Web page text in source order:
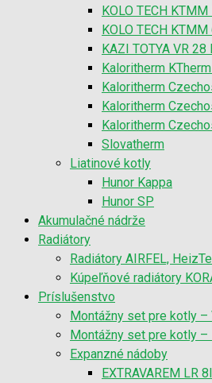
KOLO TECH
KOLO TECH
KAZI TOTYA VR 28
Kaloritherm
Kaloritherm
Kaloritherm
Kaloritherm
Slovatherm
Liatinové kotly
Hunor Kappa
Hunor SP
Akumulačné nádrže
Radiátory
Radiátory AIRFEL,
Kúpeľňové radiátory
Príslušenstvo
Montážny set pre kotly –
Montážny set pre kotly –
Expanzné nádoby
EXTRAVAREM LR